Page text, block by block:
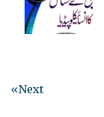
Next»